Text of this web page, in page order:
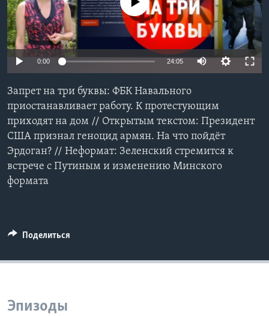
Learning English
СОЦИАЛЬНЫЕ СЕТИ
Языки
No media source currently available
0:00 24:05
Запрет на три буквы: ФБК Навального
приостанавливает работу. К протестующим
приходят на дом // Открытым текстом: Президент
США признал геноцид армян. На что пойдёт
Эрдоган? // Неформат: Зеленский стремится к
встрече с Путиным и изменению Минского
формата
Поделиться
Эпизоды